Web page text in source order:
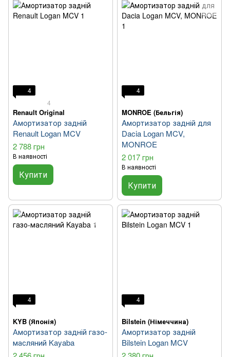
4
4
Renault Original
Амортизатор задній
Renault Logan MCV
2 788 грн
В наявності
Купити
4
MONROE (Бельгія)
Aмортизатор задній для
Dacia Logan MCV,
MONROE
2 017 грн
В наявності
Купити
4
KYB (Японія)
Амортизатор задній газо-
масляний Kayaba
4
Bilstein (Німеччина)
Амортизатор задній
Bilstein Logan MCV